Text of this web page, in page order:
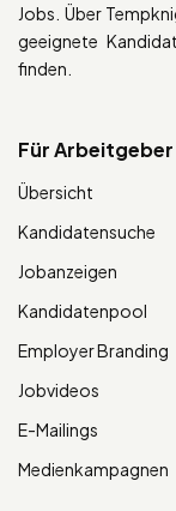
Jobs. Über
geeignete
finden.
Für Arbeitgeber
Übersicht
Kandidatensuche
Jobanzeigen
Kandidatenpool
Employer Branding
Jobvideos
E-Mailings
Medienkampagnen